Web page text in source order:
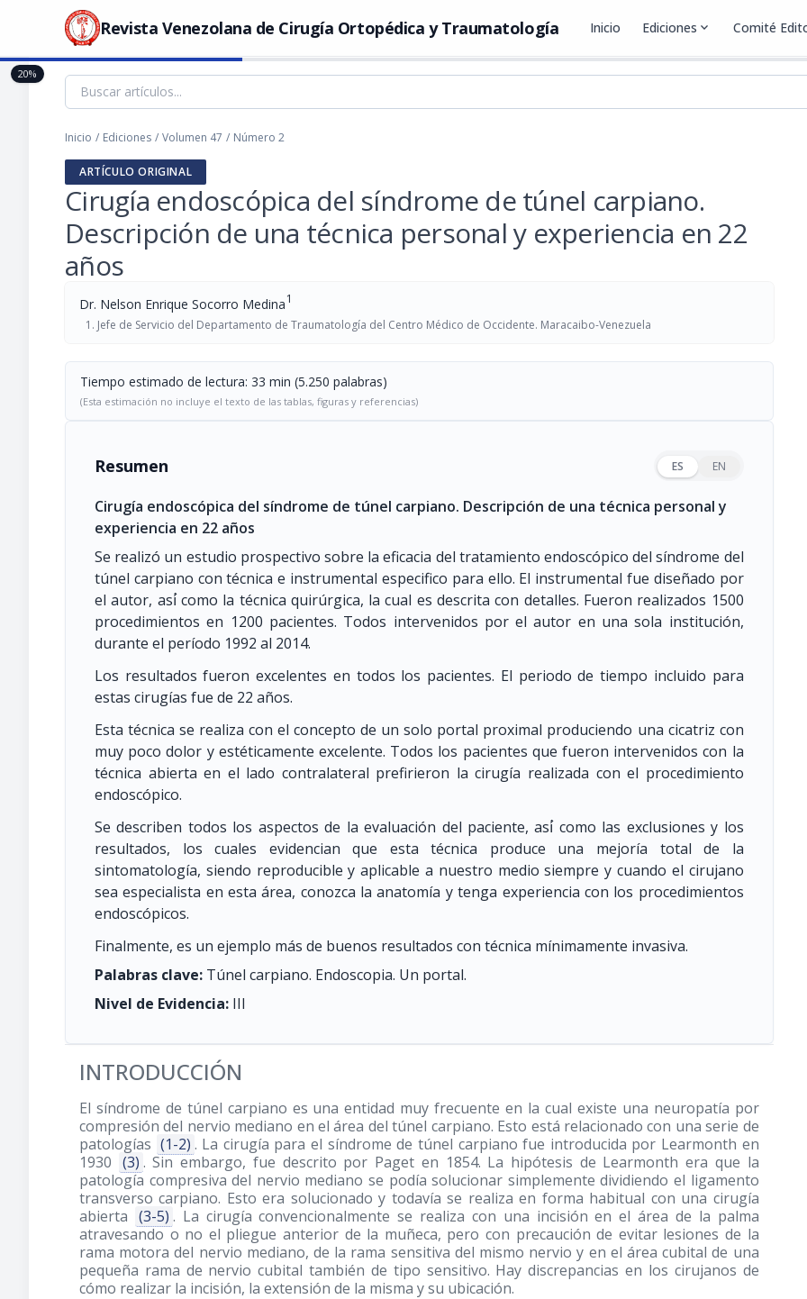
Revista Venezolana de Cirugía Ortopédica y Traumatología Inicio Ediciones expand_more Comité
Inicio / Ediciones / Volumen 47 / Número 2
ARTÍCULO ORIGINAL
Cirugía endoscópica del síndrome de túnel carpiano.
Descripción de una técnica personal y experiencia en 22
años
Dr. Nelson Enrique Socorro Medina1
Jefe de Servicio del Departamento de Traumatología del Centro Médico de Occidente. Maracaibo-Venezuela
Tiempo estimado de lectura: 33 min (5.250 palabras)
(Esta estimación no incluye el texto de las tablas, figuras y referencias)
Resumen ES EN
Cirugía endoscópica del síndrome de túnel carpiano. Descripción de una técnica personal y
experiencia en 22 años
Se realizó un estudio prospectivo sobre la eficacia del tratamiento endoscópico del síndrome del
túnel carpiano con técnica e instrumental especifico para ello. El instrumental fue diseñado por
el autor, así́ como la técnica quirúrgica, la cual es descrita con detalles. Fueron realizados 1500
procedimientos en 1200 pacientes. Todos intervenidos por el autor en una sola institución,
durante el período 1992 al 2014.
Los resultados fueron excelentes en todos los pacientes. El periodo de tiempo incluido para
estas cirugías fue de 22 años.
Esta técnica se realiza con el concepto de un solo portal proximal produciendo una cicatriz con
muy poco dolor y estéticamente excelente. Todos los pacientes que fueron intervenidos con la
técnica abierta en el lado contralateral prefirieron la cirugía realizada con el procedimiento
endoscópico.
Se describen todos los aspectos de la evaluación del paciente, así́ como las exclusiones y los
resultados, los cuales evidencian que esta técnica produce una mejoría total de la
sintomatología, siendo reproducible y aplicable a nuestro medio siempre y cuando el cirujano
sea especialista en esta área, conozca la anatomía y tenga experiencia con los procedimientos
endoscópicos.
Finalmente, es un ejemplo más de buenos resultados con técnica mínimamente invasiva.
Palabras clave: Túnel carpiano. Endoscopia. Un portal.
Nivel de Evidencia: III
INTRODUCCIÓN
El síndrome de túnel carpiano es una entidad muy frecuente en la cual existe una neuropatía por
compresión del nervio mediano en el área del túnel carpiano. Esto está relacionado con una serie de
patologías (1-2) . La cirugía para el síndrome de túnel carpiano fue introducida por Learmonth en
1930 (3) . Sin embargo, fue descrito por Paget en 1854. La hipótesis de Learmonth era que la
patología compresiva del nervio mediano se podía solucionar simplemente dividiendo el ligamento
transverso carpiano. Esto era solucionado y todavía se realiza en forma habitual con una cirugía
abierta (3-5) . La cirugía convencionalmente se realiza con una incisión en el área de la palma
atravesando o no el pliegue anterior de la muñeca, pero con precaución de evitar lesiones de la
rama motora del nervio mediano, de la rama sensitiva del mismo nervio y en el área cubital de una
pequeña rama de nervio cubital también de tipo sensitivo. Hay discrepancias en los cirujanos de
cómo realizar la incisión, la extensión de la misma y su ubicación.
20%